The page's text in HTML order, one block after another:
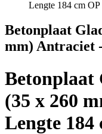
Lengte 184 cm
Betonplaat
mm) Antraciet
Betonplaat
(35 x 260
Lengte 184